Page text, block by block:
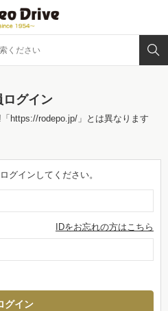
ログイン
「https://rodepo.jp/」 とは異なります
グインしてください。
IDをお忘れの方はこちら